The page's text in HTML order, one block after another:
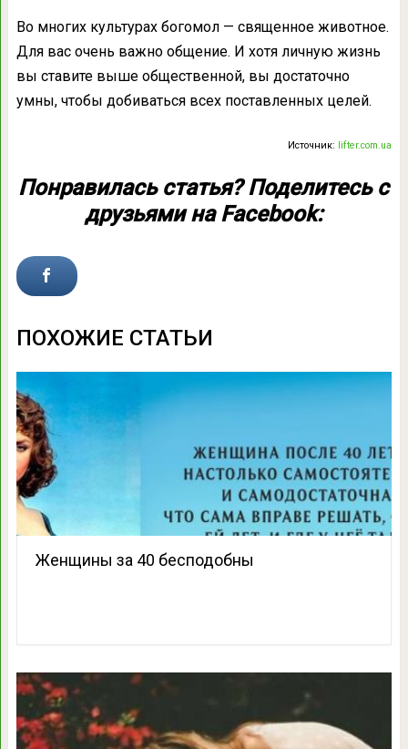
Во многих культурах богомол — священное животное.
Для вас очень важно общение. И хотя личную жизнь
вы ставите выше общественной, вы достаточно
умны, чтобы добиваться всех поставленных целей.
Источник: lifter.com.ua
Понравилась статья? Поделитесь с
друзьями на Facebook:
ПОХОЖИЕ СТАТЬИ
Женщины за 40 бесподобны